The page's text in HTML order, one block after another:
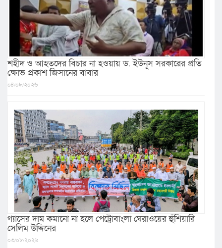
শহীদ ও আহতদের বিচার না হওয়ায় ড. ইউনূস সরকারের প্রতি
ক্ষোভ প্রকাশ জিসানের বাবার
০৪/০৮/২০২৬
গ্যাসের দাম কমানো না হলে পেট্রোবাংলা ঘেরাওয়ের হুঁশিয়ারি
সেলিম উদ্দিনের
০৩/০৮/২০২৬